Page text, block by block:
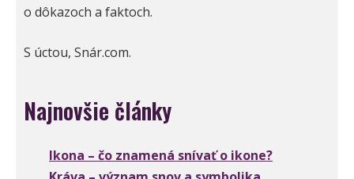
o dôkazoch a faktoch.
S úctou, Snár.com.
Najnovšie články
Ikona – čo znamená snívať o ikone?